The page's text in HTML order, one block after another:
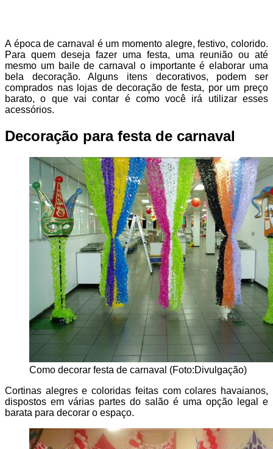
A época de carnaval é um momento alegre, festivo, colorido.
Para quem deseja fazer uma festa, uma reunião ou até
mesmo um baile de carnaval o importante é elaborar uma
bela decoração. Alguns itens decorativos, podem ser
comprados nas lojas de decoração de festa, por um preço
barato, o que vai contar é como você irá utilizar esses
acessórios.
Decoração para festa de carnaval
Como decorar festa de carnaval (Foto:Divulgação)
Cortinas alegres e coloridas feitas com colares havaianos,
dispostos em várias partes do salão é uma opção legal e
barata para decorar o espaço.